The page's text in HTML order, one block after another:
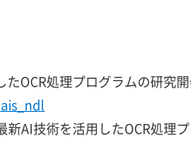
OCR処理プログラムの研究
AI技術を活用したOCR処理